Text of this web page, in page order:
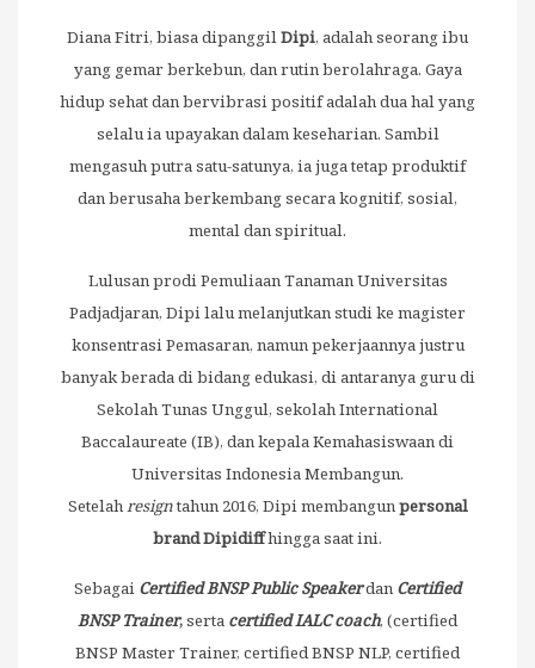
Diana Fitri, biasa dipanggilDipi, adalah seorang ibu
yang gemar berkebun, dan rutin berolahraga. Gaya
hidup sehat dan bervibrasi positif adalah dua hal yang
selalu ia upayakan dalam keseharian. Sambil
mengasuh putra satu-satunya, ia juga tetap produktif
dan berusaha berkembang secara kognitif, sosial,
mental dan spiritual.
Lulusan prodi Pemuliaan Tanaman Universitas
Padjadjaran, Dipi lalu melanjutkan studi ke magister
konsentrasi Pemasaran, namun pekerjaannya justru
banyak berada di bidang edukasi, di antaranya guru di
Sekolah Tunas Unggul, sekolah International
Baccalaureate (IB), dan kepala Kemahasiswaan di
Universitas Indonesia Membangun.
Setelahresigntahun 2016, Dipi membangunpersonal
brand Dipidiffhingga saat ini.
Sebagai Certified BNSP Public Speakerdan Certified
BNSP Trainer,serta certified IALC coach, (certified
BNSP Master Trainer, certified BNSP NLP, certified